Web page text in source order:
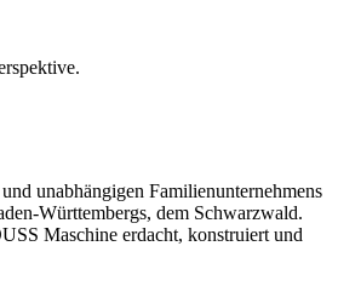
unabhängigen Familienunternehmens
Württembergs, dem Schwarzwald.
Maschine erdacht, konstruiert und